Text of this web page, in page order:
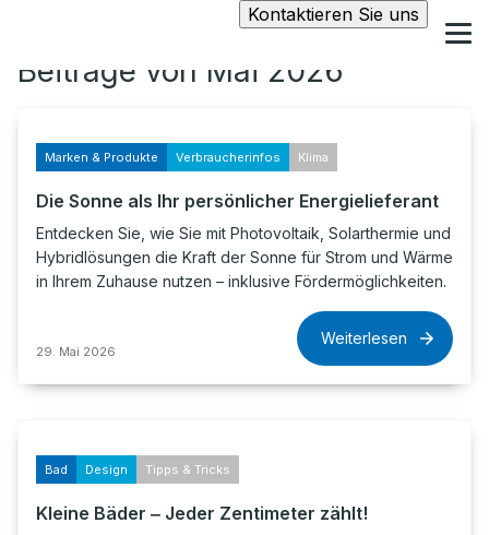
Kontaktieren Sie uns
Beiträge von Mai 2026
Marken & Produkte Verbraucherinfos Klima
Die Sonne als Ihr persönlicher Energielieferant
Entdecken Sie, wie Sie mit Photovoltaik, Solarthermie und
Hybridlösungen die Kraft der Sonne für Strom und Wärme
in Ihrem Zuhause nutzen – inklusive Fördermöglichkeiten.
29. Mai 2026
Weiterlesen
Bad Design Tipps & Tricks
Kleine Bäder ‒ Jeder Zentimeter zählt!